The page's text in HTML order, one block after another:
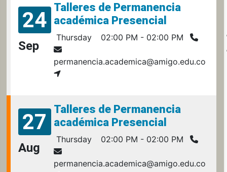
24
Sep
Talleres de Permanencia
académica Presencial
Thursday 02:00 PM - 02:00 PM
permanencia.academica@amigo.edu.co
27
Aug
Talleres de Permanencia
académica Presencial
Thursday 02:00 PM - 02:00 PM
permanencia.academica@amigo.edu.co